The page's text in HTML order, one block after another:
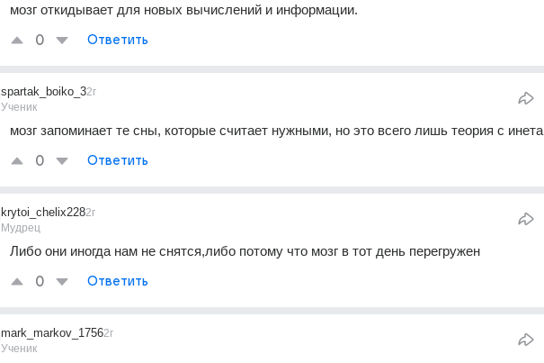
мозг откидывает для новых вычислений и информации.
0 Ответить
spartak_boiko_3
Ученик
2г
мозг запоминает те сны, которые считает нужными, но это всего лишь теория с инета
0 Ответить
krytoi_chelix228
Мудрец
2г
Либо они иногда нам не снятся,либо потому что мозг в тот день перегружен
0 Ответить
mark_markov_1756
Ученик
2г